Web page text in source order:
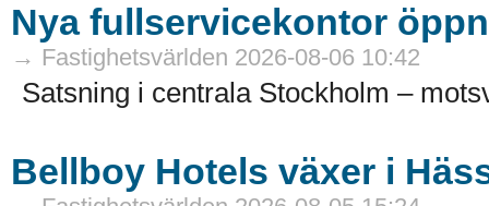
Nya fullservicekontor
→ Fastighetsvärlden 2026-08-06 10:42
Satsning i centrala Stockholm –
Bellboy Hotels växer i